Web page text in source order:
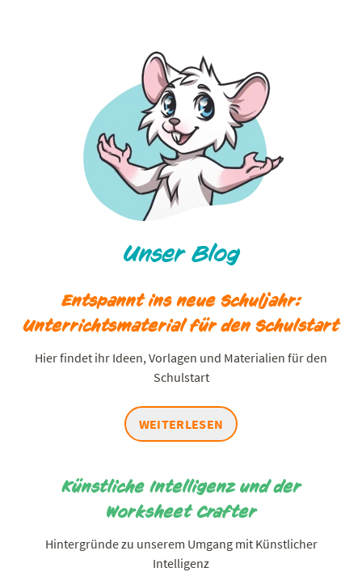
Unser Blog
Entspannt ins neue Schuljahr:
Unterrichtsmaterial für den Schulstart
Hier findet ihr Ideen, Vorlagen und Materialien für den
Schulstart
WEITERLESEN
Künstliche Intelligenz und der
Worksheet Crafter
Hintergründe zu unserem Umgang mit Künstlicher
Intelligenz